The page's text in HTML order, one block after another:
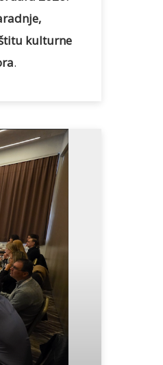
kulturne
.